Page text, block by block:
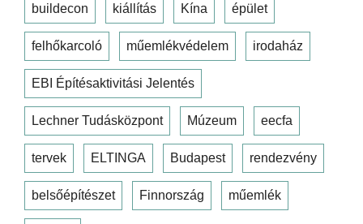
buildecon kiállítás Kína épület
felhőkarcoló műemlékvédelem irodaház
EBI Építésaktivitási Jelentés
Lechner Tudásközpont Múzeum eecfa
tervek ELTINGA Budapest rendezvény
belsőépítészet Finnország műemlék